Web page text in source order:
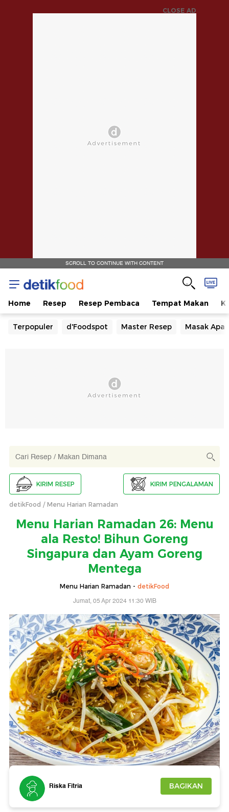
CLOSE AD
SCROLL TO CONTINUE WITH CONTENT
Home Resep Resep Pembaca Tempat Makan
Terpopuler d'Foodspot Master Resep Masak Apa
KIRIM RESEP KIRIM PENGALAMAN
detikFood Menu Harian Ramadan
Menu Harian Ramadan 26: Menu
ala Resto! Bihun Goreng
Singapura dan Ayam Goreng
Mentega
Menu Harian Ramadan - detikFood
Jumat, 05 Apr 2024 11:30 WIB
Foto: Getty Images
Riska Fitria BAGIKAN